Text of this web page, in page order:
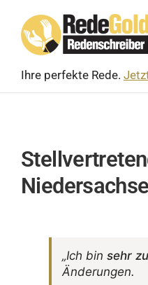
content
Ihre perfekte Rede.
„Ich bin sehr
Änderungen.